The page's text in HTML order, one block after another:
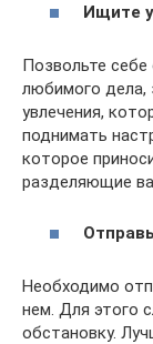
Ищите
Позвольте себе
любимого дела,
увлечения,
поднимать
которое
разделяющие
Необходимо
нем. Для этого
обстановку.